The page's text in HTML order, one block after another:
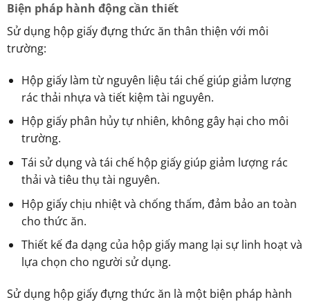
Biện pháp hành động cần thiết
Sử dụng hộp giấy đựng thức ăn thân thiện với môi
trường:
Hộp giấy làm từ nguyên liệu tái chế giúp giảm lượng
rác thải nhựa và tiết kiệm tài nguyên.
Hộp giấy phân hủy tự nhiên, không gây hại cho môi
trường.
Tái sử dụng và tái chế hộp giấy giúp giảm lượng rác
thải và tiêu thụ tài nguyên.
Hộp giấy chịu nhiệt và chống thấm, đảm bảo an toàn
cho thức ăn.
Thiết kế đa dạng của hộp giấy mang lại sự linh hoạt và
lựa chọn cho người sử dụng.
Sử dụng hộp giấy đựng thức ăn là một biện pháp hành